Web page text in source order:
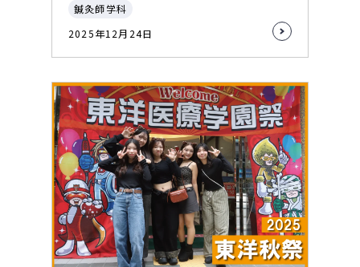
鍼灸師学科
2025年12月24日